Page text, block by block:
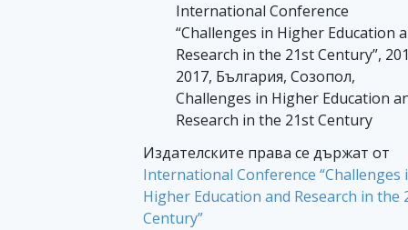
International Conference
“Challenges in Higher Education
Research in the 21st Century”,
2017, България, Созопол,
Challenges in Higher Education
Research in the 21st Century
Издателските права се държат от
International Conference “Challenges
Higher Education and Research in the
Century”